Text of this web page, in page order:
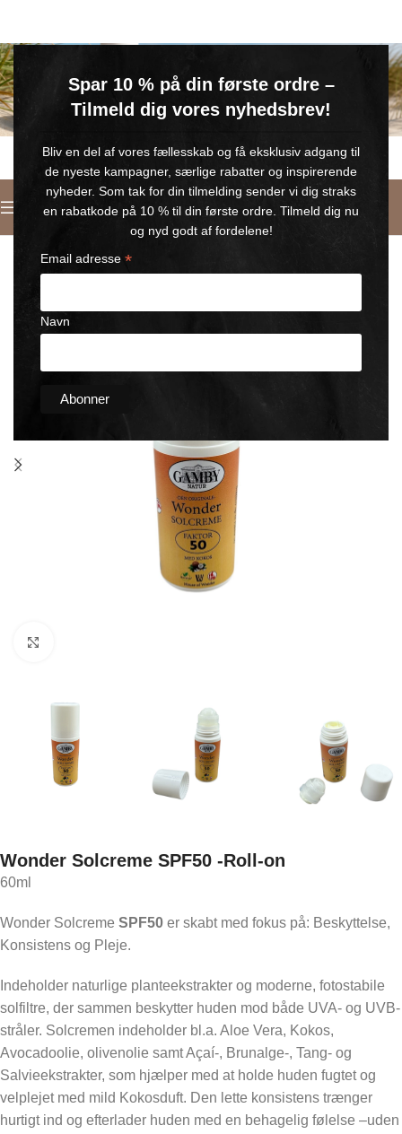
Spar 10 % på din første ordre –
Tilmeld dig vores nyhedsbrev!
Bliv en del af vores fællesskab og få eksklusiv adgang til
de nyeste kampagner, særlige rabatter og inspirerende
nyheder. Som tak for din tilmelding sender vi dig straks
en rabatkode på 10 % til din første ordre. Tilmeld dig nu
og nyd godt af fordelene!
Email adresse *
Navn
Køb for min. 600 kr.
🎁 Gælder til og med d. 9. august
Dansk
Forside/Wonder SUN
Wonder Solcreme SPF50 -Roll-on
60ml
Wonder Solcreme SPF50 er skabt med fokus på: Beskyttelse,
Konsistens og Pleje.
Indeholder naturlige planteekstrakter og moderne, fotostabile
solfiltre, der sammen beskytter huden mod både UVA- og UVB-
stråler. Solcremen indeholder bl.a. Aloe Vera, Kokos,
Avocadoolie, olivenolie samt Açaí-, Brunalge-, Tang- og
Salvieekstrakter, som hjælper med at holde huden fugtet og
velplejet med mild Kokosduft. Den lette konsistens trænger
hurtigt ind og efterlader huden med en behagelig følelse –uden